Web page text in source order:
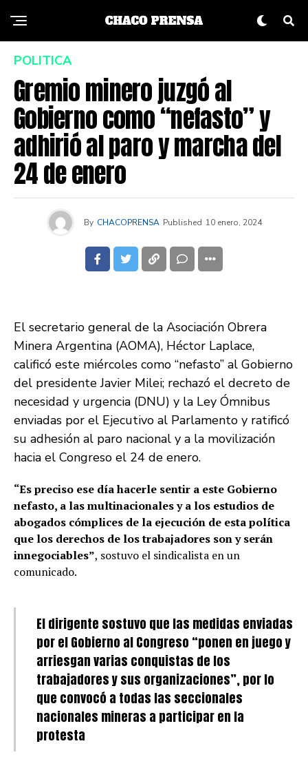
POLITICA
Gremio minero juzgó al
Gobierno como “nefasto” y
adhirió al paro y marcha del
24 de enero
By CHACOPRENSA Published 10 enero, 2024
El secretario general de la Asociación Obrera
Minera Argentina (AOMA), Héctor Laplace,
calificó este miércoles como “nefasto” al Gobierno
del presidente Javier Milei; rechazó el decreto de
necesidad y urgencia (DNU) y la Ley Ómnibus
enviadas por el Ejecutivo al Parlamento y ratificó
su adhesión al paro nacional y a la movilización
hacia el Congreso el 24 de enero.
“Es preciso ese día hacerle sentir a este Gobierno
nefasto, a las multinacionales y a los estudios de
abogados cómplices de la ejecución de esta política
que los derechos de los trabajadores son y serán
innegociables”, sostuvo el sindicalista en un
comunicado.
El dirigente sostuvo que las medidas enviadas
por el Gobierno al Congreso “ponen en juego y
arriesgan varias conquistas de los
trabajadores y sus organizaciones”, por lo
que convocó a todas las seccionales
nacionales mineras a participar en la
protesta